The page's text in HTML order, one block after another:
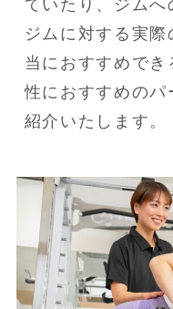
ていたり、ジム
ジムに対する実
当におすすめで
性におすすめの
紹介いたします。